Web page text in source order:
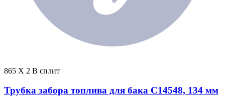
865 X 2 В сплит
Трубка забора топлива для бака C14548, 134 мм